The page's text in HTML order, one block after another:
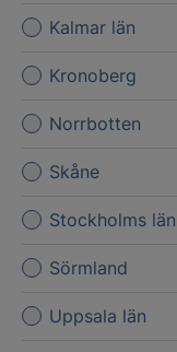
Kalmar län
Kronoberg
Norrbotten
Skåne
Stockholms län
Sörmland
Uppsala län